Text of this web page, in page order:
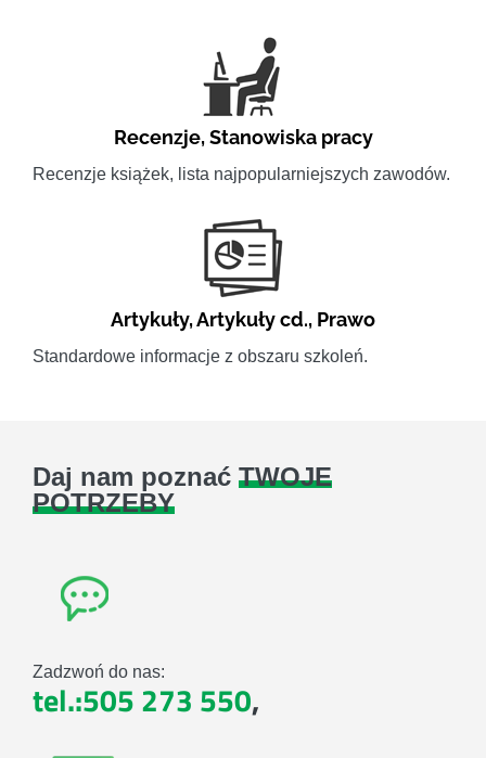
Recenzje,Stanowiska pracy
Recenzje książek, lista najpopularniejszych zawodów.
Artykuły,Artykuły cd., Prawo
Standardowe informacje z obszaru szkoleń.
Daj nam poznać TWOJE
POTRZEBY
Zadzwoń do nas:
tel.:505 273 550,